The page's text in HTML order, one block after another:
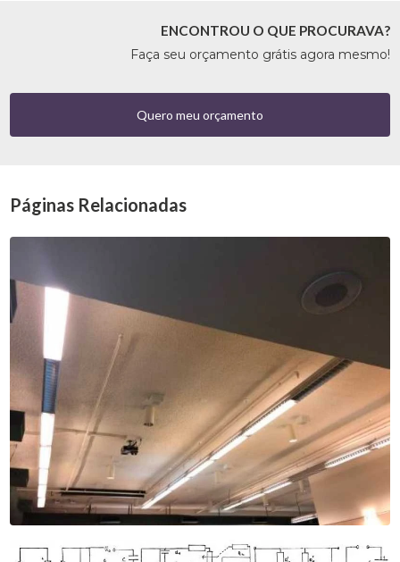
ENCONTROU O QUE PROCURAVA?
Faça seu orçamento grátis agora mesmo!
Quero meu orçamento
Páginas Relacionadas